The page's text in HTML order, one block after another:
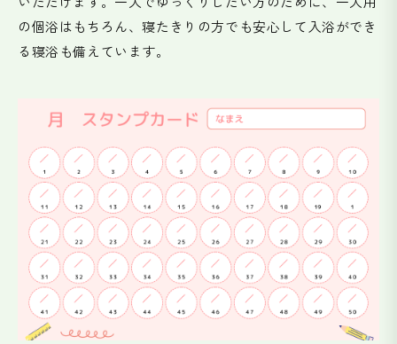
の個浴はもちろん、寝たきりの方でも安心して入浴ができ
る寝浴も備えています。